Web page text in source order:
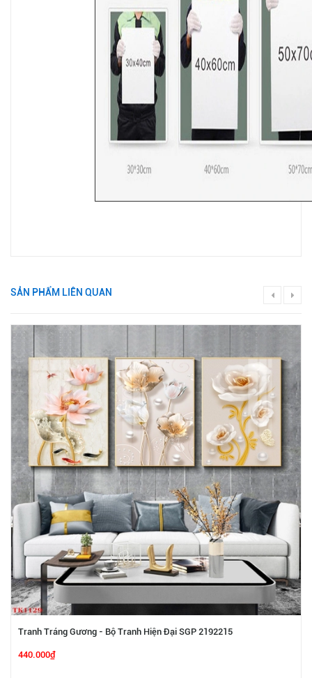
SẢN PHẨM LIÊN QUAN
Tranh Tráng Gương - Bộ Tranh Hiện Đại SGP 2192215
440.000₫